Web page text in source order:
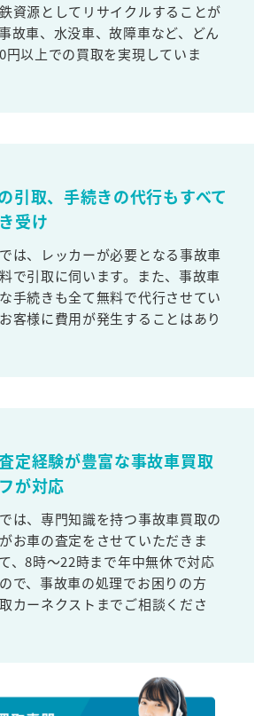
資源としてリサイクルすることが
故車、水没車、故障車など、どん
円以上での買取を実現していま
引取、手続きの代行もすべて
受け
は、レッカーが必要となる事故車
で引取に伺います。また、事故車
手続きも全て無料で代行させてい
客様に費用が発生することはあり
定経験が豊富な事故車買取
が対応
は、専門知識を持つ事故車買取の
お車の査定をさせていただきま
、8時～22時まで年中無休で対応
で、事故車の処理でお困りの方
カーネクストまでご相談くださ